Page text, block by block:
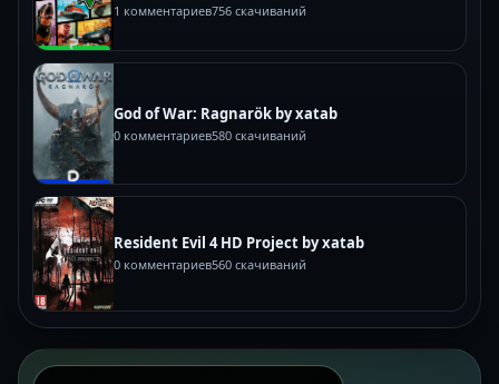
1 комментариев756 скачиваний
God of War: Ragnarök by xatab
0 комментариев580 скачиваний
Resident Evil 4 HD Project by xatab
0 комментариев560 скачиваний